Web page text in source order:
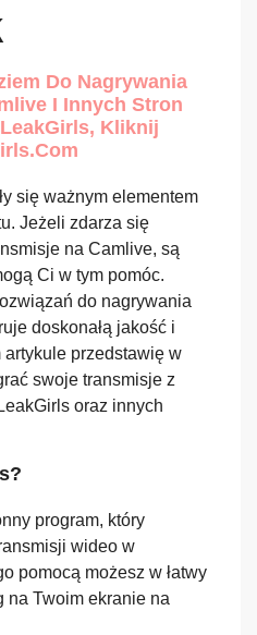
Do Nagrywania
I Innych Stron
Kliknij
się ważnym elementem
Jeżeli zdarza się
na Camlive, są
Ci w tym pomóc.
do nagrywania
doskonałą jakość i
artykule przedstawię w
swoje transmisje z
oraz innych
program, który
wideo w
pomocą możesz w łatwy
na Twoim ekranie na